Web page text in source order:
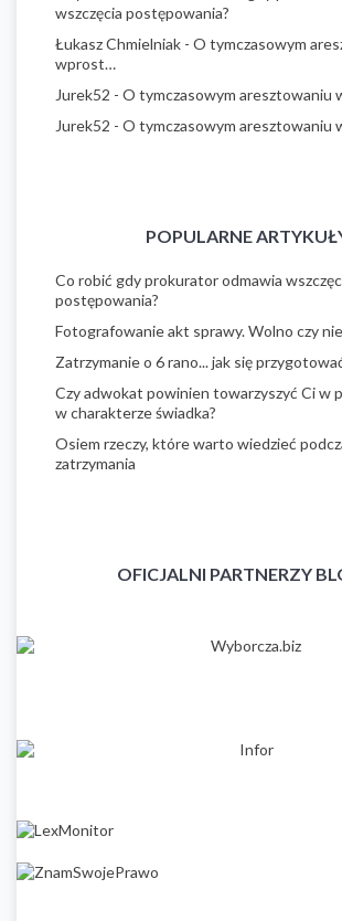
wszczęcia postępowania?
Łukasz Chmielniak - O tymczasowym
wprost…
Jurek52 - O tymczasowym aresztowaniu
Jurek52 - O tymczasowym aresztowaniu
POPULARNE
Co robić gdy prokurator odmawia
postępowania?
Fotografowanie akt sprawy. Wolno czy
Zatrzymanie o 6 rano... jak się
Czy adwokat powinien towarzyszyć Ci w
w charakterze świadka?
Osiem rzeczy, które warto wiedzieć
zatrzymania
OFICJALNI PARTNERZY